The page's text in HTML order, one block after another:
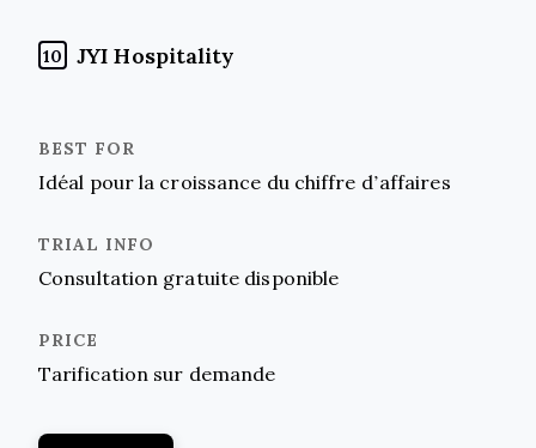
10 JYI Hospitality
Idéal pour la croissance du chiffre d’affaires
Consultation gratuite disponible
Tarification sur demande